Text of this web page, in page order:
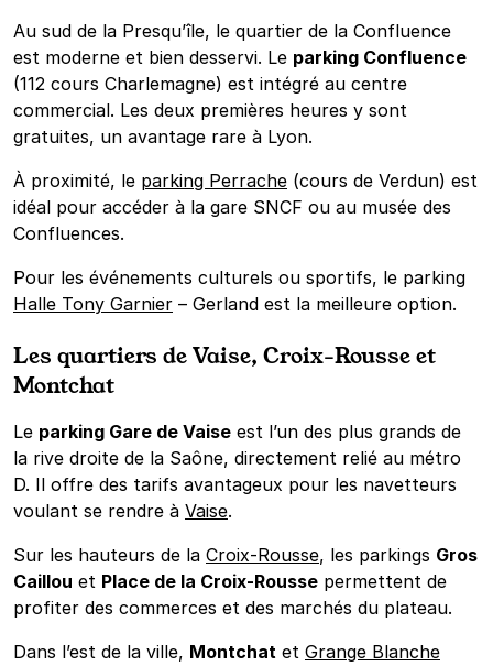
Au sud de la Presqu’île, le quartier de la Confluence
est moderne et bien desservi. Le parking Confluence
(112 cours Charlemagne) est intégré au centre
commercial. Les deux premières heures y sont
gratuites, un avantage rare à Lyon.
À proximité, le parking Perrache (cours de Verdun) est
idéal pour accéder à la gare SNCF ou au musée des
Confluences.
Pour les événements culturels ou sportifs, le parking
Halle Tony Garnier – Gerland est la meilleure option.
Les quartiers de Vaise, Croix-Rousse et
Montchat
Le parking Gare de Vaise est l’un des plus grands de
la rive droite de la Saône, directement relié au métro
D. Il offre des tarifs avantageux pour les navetteurs
voulant se rendre à Vaise.
Sur les hauteurs de la Croix-Rousse, les parkings Gros
Caillou et Place de la Croix-Rousse permettent de
profiter des commerces et des marchés du plateau.
Dans l’est de la ville, Montchat et Grange Blanche